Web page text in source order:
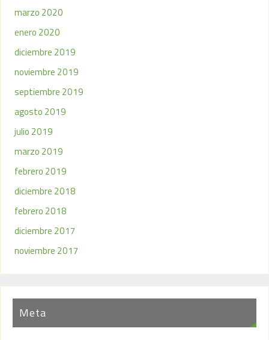
marzo 2020
enero 2020
diciembre 2019
noviembre 2019
septiembre 2019
agosto 2019
julio 2019
marzo 2019
febrero 2019
diciembre 2018
febrero 2018
diciembre 2017
noviembre 2017
Meta